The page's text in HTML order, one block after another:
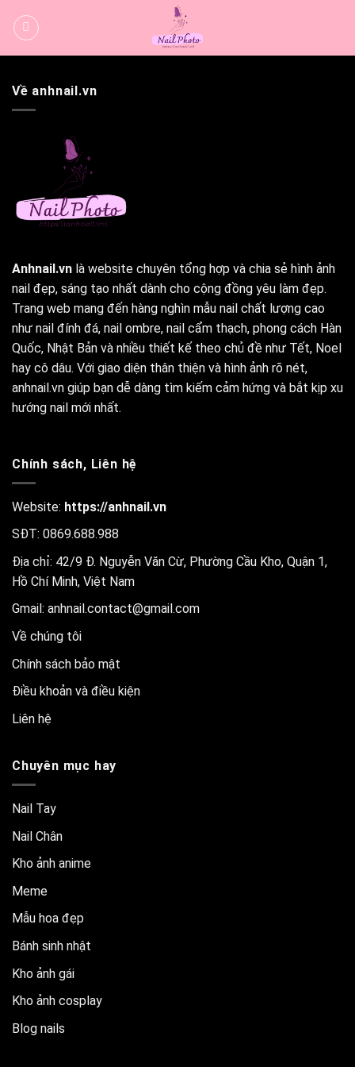
qua
Về anhnail.vn
Anhnail.vn là website chuyên tổng hợp và chia sẻ hình ảnh
nail đẹp, sáng tạo nhất dành cho cộng đồng yêu làm đẹp.
Trang web mang đến hàng nghìn mẫu nail chất lượng cao
như nail đính đá, nail ombre, nail cẩm thạch, phong cách Hàn
Quốc, Nhật Bản và nhiều thiết kế theo chủ đề như Tết, Noel
hay cô dâu. Với giao diện thân thiện và hình ảnh rõ nét,
anhnail.vn giúp bạn dễ dàng tìm kiếm cảm hứng và bắt kịp xu
hướng nail mới nhất.
Chính sách, Liên hệ
Website: https://anhnail.vn
SĐT: 0869.688.988
Địa chỉ: 42/9 Đ. Nguyễn Văn Cừ, Phường Cầu Kho, Quận 1,
Hồ Chí Minh, Việt Nam
Gmail: anhnail.contact@gmail.com
Về chúng tôi
Chính sách bảo mật
Điều khoản và điều kiện
Liên hệ
Chuyên mục hay
Nail Tay
Nail Chân
Kho ảnh anime
Meme
Mẫu hoa đẹp
Bánh sinh nhật
Kho ảnh gái
Kho ảnh cosplay
Blog nails